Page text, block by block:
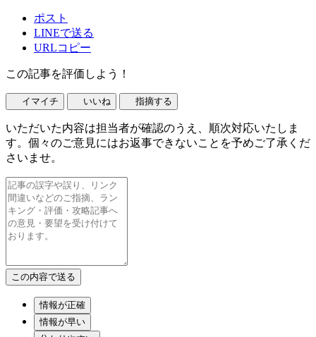
ポスト
LINEで送る
URLコピー
この記事を評価しよう！
イマイチ いいね 指摘する
いただいた内容は担当者が確認のうえ、順次対応いたしま
す。個々のご意見にはお返事できないことを予めご了承くだ
さいませ。
情報が正確
情報が早い